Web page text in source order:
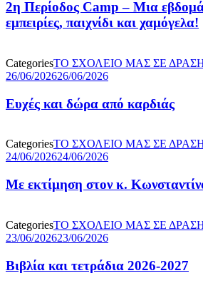
2η Περίοδος Camp – Μια
εμπειρίες, παιχνίδι και χαμόγελα!
CategoriesΤΟ ΣΧΟΛΕΙΟ ΜΑΣ ΣΕ
26/06/202626/06/2026
Ευχές και δώρα από καρδιάς
CategoriesΤΟ ΣΧΟΛΕΙΟ ΜΑΣ ΣΕ
24/06/202624/06/2026
Με εκτίμηση στον κ.
CategoriesΤΟ ΣΧΟΛΕΙΟ ΜΑΣ ΣΕ
23/06/202623/06/2026
Βιβλία και τετράδια 2026-2027